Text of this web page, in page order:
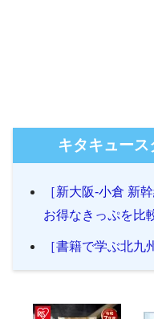
キタキュー
［新大阪-小倉 新
お得なきっぷを比
［書籍で学ぶ北